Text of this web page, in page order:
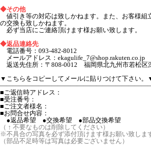
◆その他
値引き等の対応は致しかねます。また、お客様組
の交換も致しかねます。
必ず当店にご連絡頂けます様お願い致します。
◆返品連絡先
電話番号：093-482-8012
メールアドレス：ekagulife_7@shop.rakuten.co.jp
返送先住所：〒808-0012 福岡県北九州市若松区
▼こちらをコピーしてメールに貼りつけて下さい。
■ご返信時アドレス：
■受注番号：
■ご注文者様名：
■お問合せ内容：
●返品希望 ●交換希望 ●部品交換希望
（ ↑ 不要なものは削除してください）
※不具合の写真を必ず添付頂けます様お願い致しま
（部品不足時等は写真は必要ございません）